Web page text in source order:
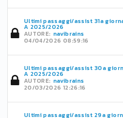
Ultimi passaggi/assist 31a
A 2025/2026
AUTORE: navibrains
04/04/2026 08:59:16
Ultimi passaggi/assist 30a
A 2025/2026
AUTORE: navibrains
20/03/2026 12:26:16
Ultimi passaggi/assist 29a